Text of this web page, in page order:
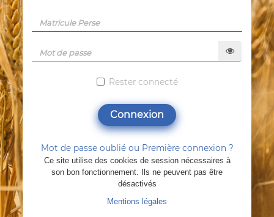
Rester connecté
Connexion
Mot de passe oublié ou Première connexion ?
Ce site utilise des cookies de session nécessaires à
son bon fonctionnement. Ils ne peuvent pas être
désactivés
Mentions légales